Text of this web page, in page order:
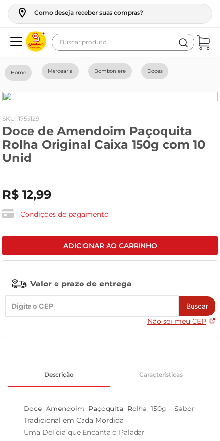
Como deseja receber suas compras?
Buscar produto
Mercearia Bomboniere Doces
: 1755129
Doce de Amendoim Paçoquita
Rolha Original Caixa 150g com 10
Unid
R$ 12,99
Condições de pagamento
ADICIONAR AO CARRINHO
Valor e prazo de entrega
Buscar
Não sei meu CEP
Descrição Características
Doce Amendoim Paçoquita Rolha 150g  Sabor
Tradicional em Cada Mordida
Uma Delícia que Encanta o Paladar
geladeira
fogao
café
cerveja
vinho
celular
leite pó